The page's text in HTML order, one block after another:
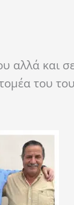
αλλά και
του